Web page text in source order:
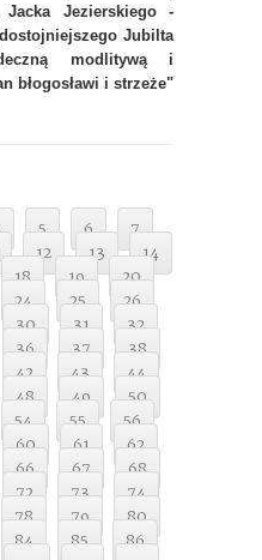
Jezierskiego -
Jubilta
modlitywą i
błogosławi i strzeże"
5 6
7
12 13
14
18 19
20
24 25
26
30 31
32
36 37
38
42 43
44
48 49
50
54 55
56
60 61
62
66 67
68
72 73
74
78 79
80
84 85
86